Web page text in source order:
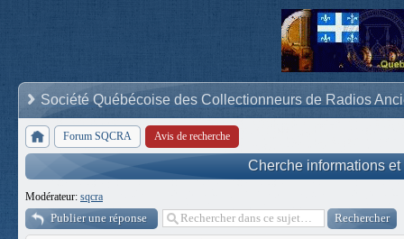
Société Québécoise des Collectionneurs de Radios
Forum SQCRA Avis de recherche
Cherche informations
Modérateur: sqcra
Publier une réponse